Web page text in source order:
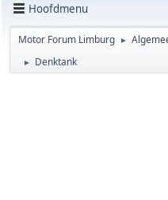
Hoofdmenu
Motor Forum Limburg ►
► Denktank